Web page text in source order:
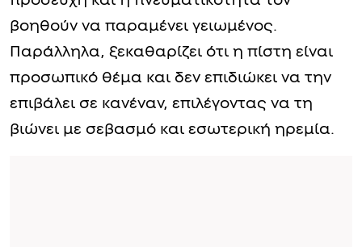
βοηθούν να παραμένει γειωμένος.
Παράλληλα, ξεκαθαρίζει ότι η πίστη είναι
προσωπικό θέμα και δεν επιδιώκει να την
επιβάλει σε κανέναν, επιλέγοντας να τη
βιώνει με σεβασμό και εσωτερική ηρεμία.